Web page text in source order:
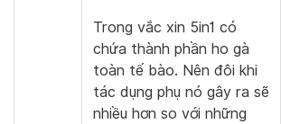
Trong vắc xin 5in1 có
chứa thành phần ho gà
toàn tế bào. Nên đôi khi
tác dụng phụ nó gây ra sẽ
nhiều hơn so với những